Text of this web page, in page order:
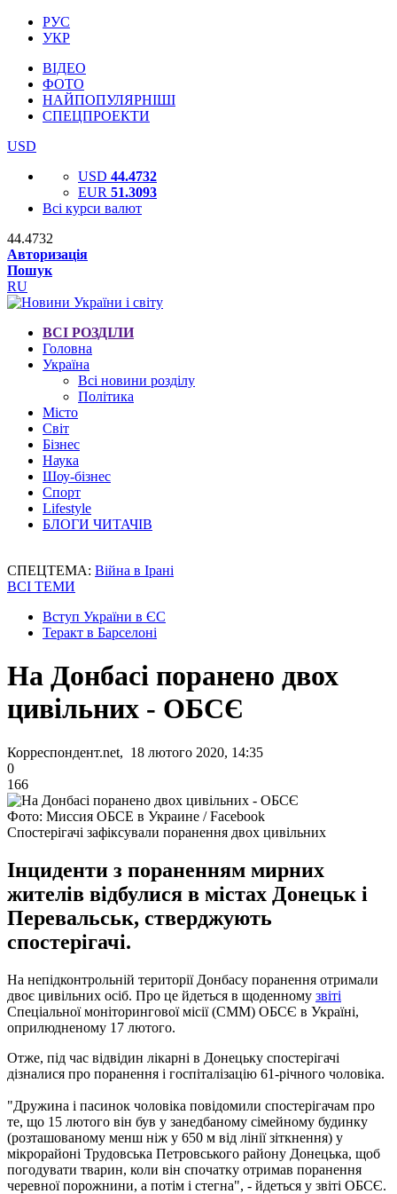
РУС
УКР
ВІДЕО
ФОТО
НАЙПОПУЛЯРНІШІ
СПЕЦПРОЕКТИ
USD
USD 44.4732
EUR 51.3093
Всі курси валют
44.4732
Авторизація
Пошук
RU
ВСІ РОЗДІЛИ
Головна
Україна
Всі новини розділу
Політика
Місто
Світ
Бізнес
Наука
Шоу-бізнес
Спорт
Lifestyle
БЛОГИ ЧИТАЧІВ
СПЕЦТЕМА: Війна в Ірані
ВСІ ТЕМИ
Вступ України в ЄС
Теракт в Барселоні
На Донбасі поранено двох
цивільних - ОБСЄ
Корреспондент.net, 18 лютого 2020, 14:35
0
166
Фото: Миссия ОБСЕ в Украине / Facebook
Спостерігачі зафіксували поранення двох цивільних
Інциденти з пораненням мирних
жителів відбулися в містах Донецьк і
Перевальськ, стверджують
спостерігачі.
На непідконтрольній території Донбасу поранення отримали
двоє цивільних осіб. Про це йдеться в щоденному звіті
Спеціальної моніторингової місії (СММ) ОБСЄ в Україні,
оприлюдненому 17 лютого.
Отже, під час відвідин лікарні в Донецьку спостерігачі
дізналися про поранення і госпіталізацію 61-річного чоловіка.
"Дружина і пасинок чоловіка повідомили спостерігачам про
те, що 15 лютого він був у занедбаному сімейному будинку
(розташованому менш ніж у 650 м від лінії зіткнення) у
мікрорайоні Трудовська Петровського району Донецька, щоб
погодувати тварин, коли він спочатку отримав поранення
черевної порожнини, а потім і стегна", - йдеться у звіті ОБСЄ.